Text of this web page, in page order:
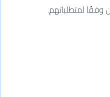
وفقًا لمتطلباتهم.